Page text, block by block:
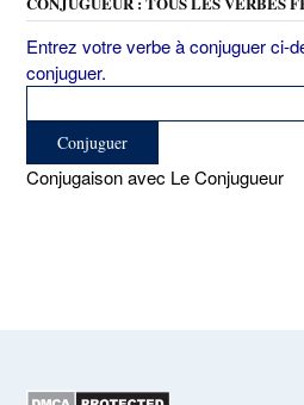
Entrez votre verbe à conjuguer ci-
conjuguer.
Conjugaison avec Le Conjugueur